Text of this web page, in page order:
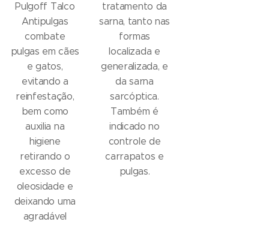
Pulgoff Talco
Antipulgas
combate
pulgas em cães
e gatos,
evitando a
reinfestação,
bem como
auxilia na
higiene
retirando o
excesso de
oleosidade e
deixando uma
agradável
tratamento da
sarna, tanto nas
formas
localizada e
generalizada, e
da sarna
sarcóptica.
Também é
indicado no
controle de
carrapatos e
pulgas.